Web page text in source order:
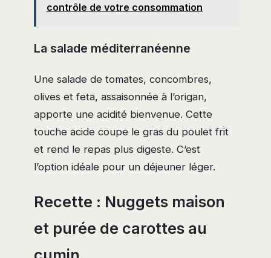
contrôle de votre consommation
La salade méditerranéenne
Une salade de tomates, concombres,
olives et feta, assaisonnée à l’origan,
apporte une acidité bienvenue. Cette
touche acide coupe le gras du poulet frit
et rend le repas plus digeste. C’est
l’option idéale pour un déjeuner léger.
Recette : Nuggets maison
et purée de carottes au